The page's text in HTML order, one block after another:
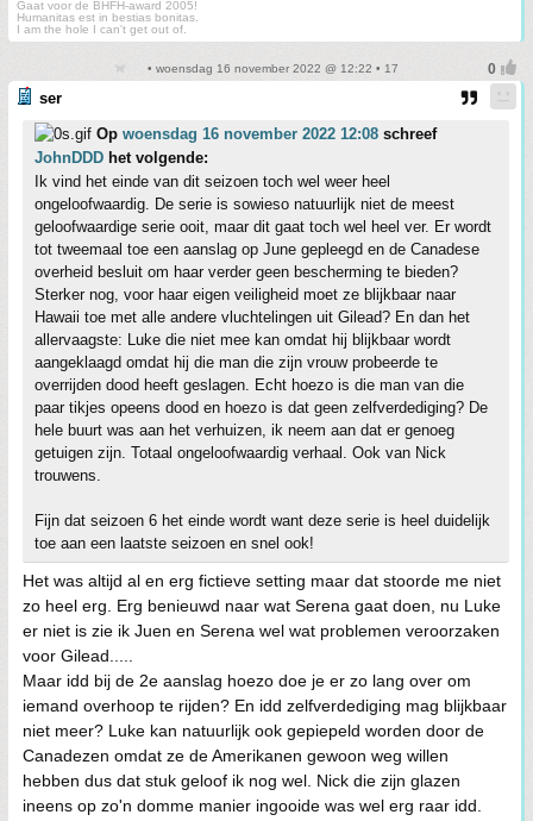
Gaat voor de BHFH-award 2005!
Humanitas est in bestias bonitas.
I am the hole I can't get out of.
• woensdag 16 november 2022 @ 12:22 • 17
ser
Op woensdag 16 november 2022 12:08 schreef
JohnDDD het volgende:
Ik vind het einde van dit seizoen toch wel weer heel
ongeloofwaardig. De serie is sowieso natuurlijk niet de meest
geloofwaardige serie ooit, maar dit gaat toch wel heel ver. Er wordt
tot tweemaal toe een aanslag op June gepleegd en de Canadese
overheid besluit om haar verder geen bescherming te bieden?
Sterker nog, voor haar eigen veiligheid moet ze blijkbaar naar
Hawaii toe met alle andere vluchtelingen uit Gilead? En dan het
allervaagste: Luke die niet mee kan omdat hij blijkbaar wordt
aangeklaagd omdat hij die man die zijn vrouw probeerde te
overrijden dood heeft geslagen. Echt hoezo is die man van die
paar tikjes opeens dood en hoezo is dat geen zelfverdediging? De
hele buurt was aan het verhuizen, ik neem aan dat er genoeg
getuigen zijn. Totaal ongeloofwaardig verhaal. Ook van Nick
trouwens.
Fijn dat seizoen 6 het einde wordt want deze serie is heel duidelijk
toe aan een laatste seizoen en snel ook!
Het was altijd al en erg fictieve setting maar dat stoorde me niet
zo heel erg. Erg benieuwd naar wat Serena gaat doen, nu Luke
er niet is zie ik Juen en Serena wel wat problemen veroorzaken
voor Gilead.....
Maar idd bij de 2e aanslag hoezo doe je er zo lang over om
iemand overhoop te rijden? En idd zelfverdediging mag blijkbaar
niet meer? Luke kan natuurlijk ook gepiepeld worden door de
Canadezen omdat ze de Amerikanen gewoon weg willen
hebben dus dat stuk geloof ik nog wel. Nick die zijn glazen
ineens op zo'n domme manier ingooide was wel erg raar idd.